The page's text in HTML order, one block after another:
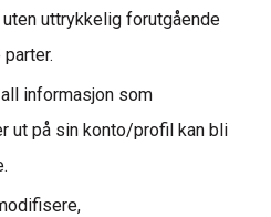
uttrykkelig forutgående
informasjon som
ut på sin konto/profil kan bli